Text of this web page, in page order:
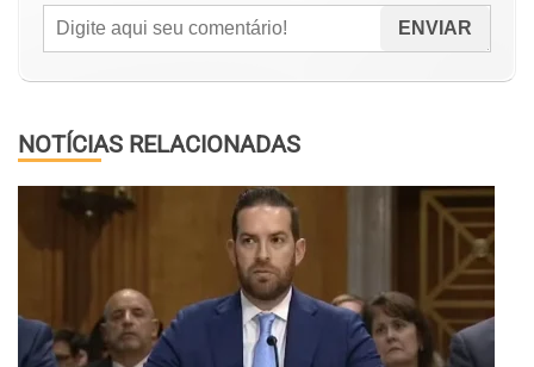
NOTÍCIAS RELACIONADAS